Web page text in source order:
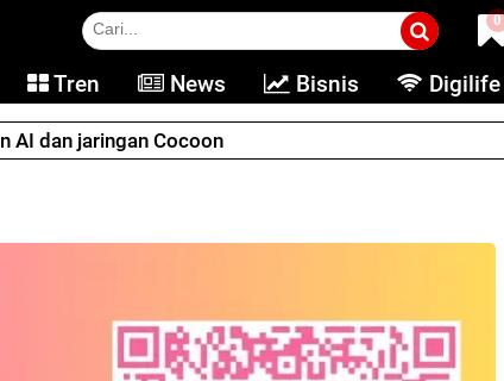
0
Tren News Bisnis Digilife
AI dan jaringan Cocoon